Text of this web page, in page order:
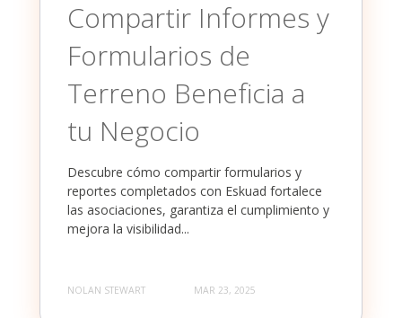
Compartir Informes y
Formularios de
Terreno Beneficia a
tu Negocio
Descubre cómo compartir formularios y
reportes completados con Eskuad fortalece
las asociaciones, garantiza el cumplimiento y
mejora la visibilidad...
NOLAN STEWART MAR 23, 2025